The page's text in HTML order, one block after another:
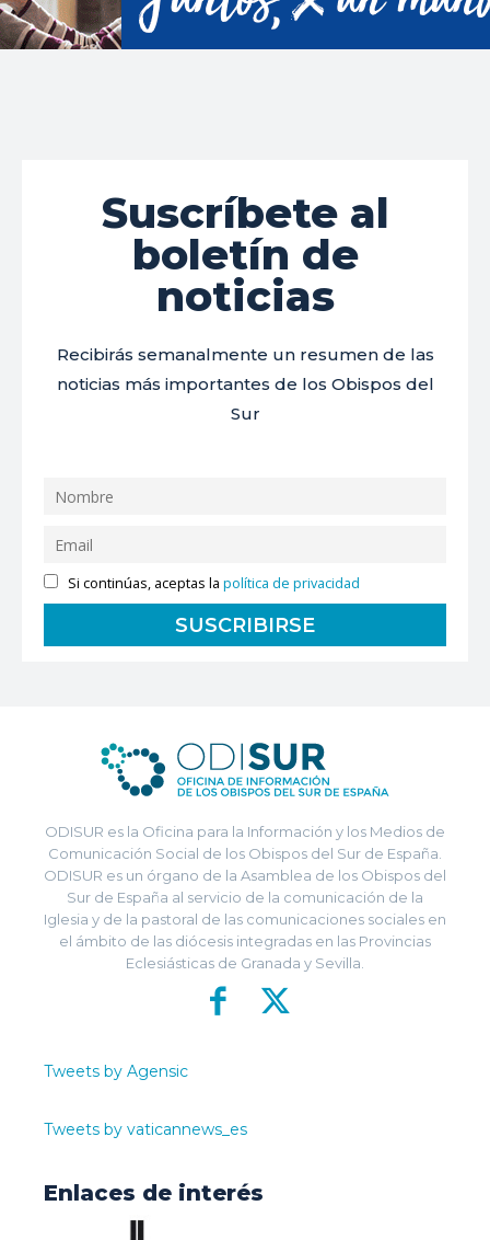
Suscríbete al
boletín de
noticias
Recibirás semanalmente un resumen de las
noticias más importantes de los Obispos del
Sur
Si continúas, aceptas lapolítica de privacidad
ODISUR es la Oficina para la Información y los Medios de
Comunicación Social de los Obispos del Sur de España.
ODISUR es un órgano de la Asamblea de los Obispos del
Sur de España al servicio de la comunicación de la
Iglesia y de la pastoral de las comunicaciones sociales en
el ámbito de las diócesis integradas en las Provincias
Eclesiásticas de Granada y Sevilla.
Tweets by Agensic
Tweets by vaticannews_es
Enlaces de interés